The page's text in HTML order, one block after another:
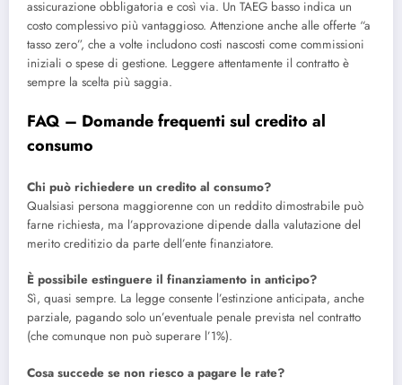
assicurazione obbligatoria e così via. Un TAEG basso indica un
costo complessivo più vantaggioso. Attenzione anche alle offerte “a
tasso zero”, che a volte includono costi nascosti come commissioni
iniziali o spese di gestione. Leggere attentamente il contratto è
sempre la scelta più saggia.
FAQ – Domande frequenti sul credito al
consumo
Chi può richiedere un credito al consumo?
Qualsiasi persona maggiorenne con un reddito dimostrabile può
farne richiesta, ma l’approvazione dipende dalla valutazione del
merito creditizio da parte dell’ente finanziatore.
È possibile estinguere il finanziamento in anticipo?
Sì, quasi sempre. La legge consente l’estinzione anticipata, anche
parziale, pagando solo un’eventuale penale prevista nel contratto
(che comunque non può superare l’1%).
Cosa succede se non riesco a pagare le rate?